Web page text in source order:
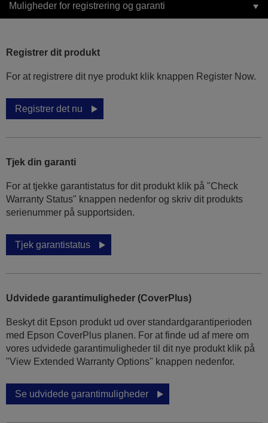
Muligheder for registrering og garanti
Registrer dit produkt
For at registrere dit nye produkt klik knappen Register Now.
Registrer det nu
Tjek din garanti
For at tjekke garantistatus for dit produkt klik på "Check
Warranty Status" knappen nedenfor og skriv dit produkts
serienummer på supportsiden.
Tjek garantistatus
Udvidede garantimuligheder (CoverPlus)
Beskyt dit Epson produkt ud over standardgarantiperioden
med Epson CoverPlus planen. For at finde ud af mere om
vores udvidede garantimuligheder til dit nye produkt klik på
"View Extended Warranty Options" knappen nedenfor.
Se udvidede garantimuligheder